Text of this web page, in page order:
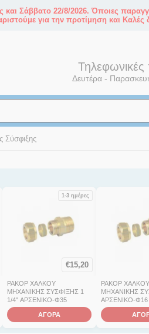
Σάββατο 22/8/2026. Όποιες
για την προτίμηση και Καλές
Τηλεφωνικές
Δευτέρα -
Σύσφιξης
1-3 ημέρες
€15,20
ΡΑΚΟΡ ΧΑΛΚΟΥ
ΜΗΧΑΝΙΚΗΣ ΣΥΣΦΙΞΗΣ 1
1/4" ΑΡΣΕΝΙΚΟ-Φ35
ΑΓΟΡΑ
ΡΑΚΟΡ ΧΑΛΚΟΥ
ΜΗΧΑΝΙΚΗΣ
ΑΡΣΕΝΙΚΟ-Φ16